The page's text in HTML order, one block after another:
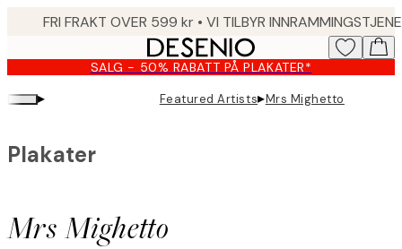
content.
SALG - 50% RABATT PÅ PLAKATER*
▸ Featured Artists▸Mrs Mighetto
Mrs Mighetto
Plakater